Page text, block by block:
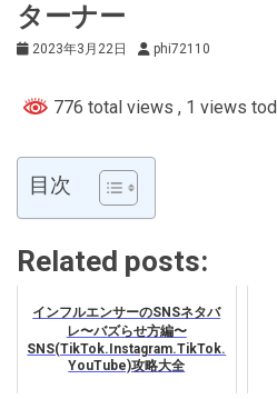
ターナー
2023年3月22日 phi72110
776 total views , 1 views
目次
Related posts:
インフルエンサーのSNSネタバ
レ〜バズらせ方編〜
SNS(TikTok.Instagram.TikTok.
YouTube)攻略大全